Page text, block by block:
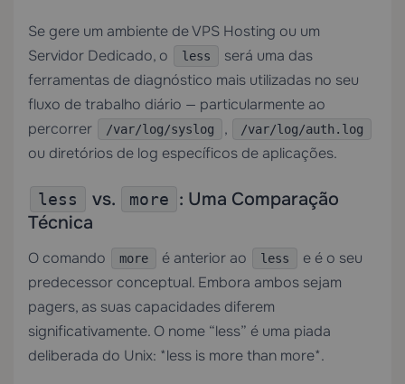
Se gere um ambiente deVPS Hosting ou um
Servidor Dedicado, o less
será uma das
ferramentas de diagnóstico mais utilizadas no seu
fluxo de trabalho diário — particularmente ao
percorrer
/var/log/syslog , /var/log/auth.log
ou diretórios de log específicos de aplicações.
less vs. more
: Uma Comparação
Técnica
O comando more é anterior ao less
e é o seu
predecessor conceptual. Embora ambos sejam
pagers, as suas capacidades diferem
significativamente. O nome “less” é uma piada
deliberada do Unix: *less is more than more*.